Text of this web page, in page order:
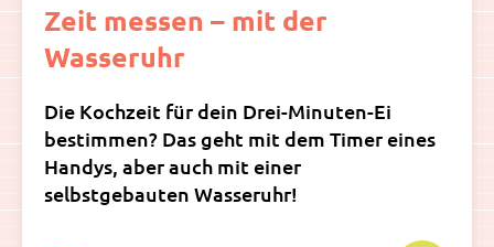
Zeit messen – mit der
Wasseruhr
Die Kochzeit für dein Drei-Minuten-Ei
bestimmen? Das geht mit dem Timer eines
Handys, aber auch mit einer
selbstgebauten Wasseruhr!